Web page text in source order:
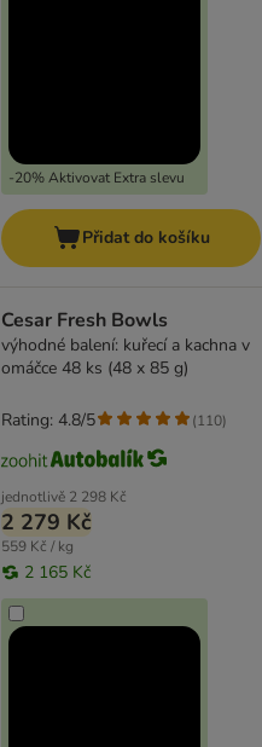
-20% Aktivovat Extra slevu
Přidat do košíku
Cesar Fresh Bowls
výhodné balení: kuřecí a kachna v
omáčce 48 ks (48 x 85 g)
jednotlivě 2 298 Kč
2 279 Kč
559 Kč / kg
2 165 Kč
Rating: 4.8/5 (110)